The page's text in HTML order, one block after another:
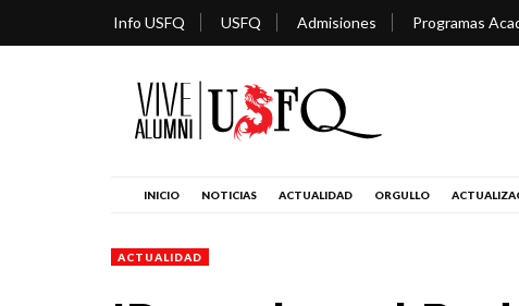
Info USFQ USFQ Admisiones Programas
INICIO NOTICIAS ACTUALIDAD ORGULLO
ACTUALIDAD